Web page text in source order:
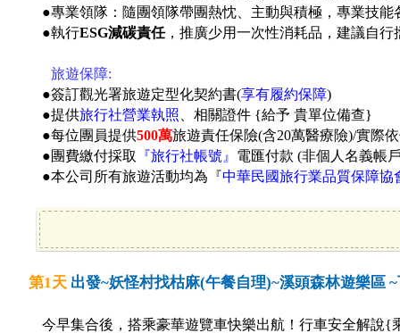
●專業領隊：隨團領隊帶團熱忱、主動與積極，專業技能
●執行ESG減碳責任，推廣少用一次性消耗品，建議自
旅遊保障:
●簽訂觀光署旅遊定型化契約書(享有履約保障)
●提供旅行社營業執照 、相關證件 {給予 貴單位備查}
●每位團員提供500萬旅遊責任保險(含20萬醫療險)/實際
●團費繳付採取
『旅行社帳號』 電匯付款 (非個人名義帳
●本公司所有旅遊活動均為『中華民國旅行業品質保障協
第1天 出發~妖怪村找枯麻(午餐自理)~溪頭森林遊樂區
今早集合後，搭乘豪華遊覽車快樂出航！行車安全解說{